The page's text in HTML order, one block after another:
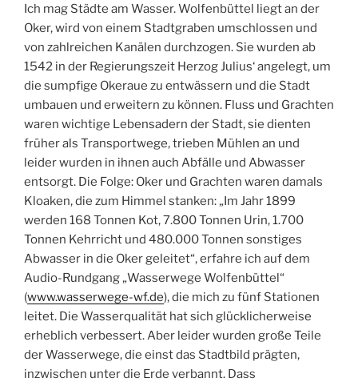
Ich mag Städte am Wasser. Wolfenbüttel liegt an der
Oker, wird von einem Stadtgraben umschlossen und
von zahlreichen Kanälen durchzogen. Sie wurden ab
1542 in der Regierungszeit Herzog Julius‘ angelegt, um
die sumpfige Okeraue zu entwässern und die Stadt
umbauen und erweitern zu können. Fluss und Grachten
waren wichtige Lebensadern der Stadt, sie dienten
früher als Transportwege, trieben Mühlen an und
leider wurden in ihnen auch Abfälle und Abwasser
entsorgt. Die Folge: Oker und Grachten waren damals
Kloaken, die zum Himmel stanken: „Im Jahr 1899
werden 168 Tonnen Kot, 7.800 Tonnen Urin, 1.700
Tonnen Kehrricht und 480.000 Tonnen sonstiges
Abwasser in die Oker geleitet“, erfahre ich auf dem
Audio-Rundgang „Wasserwege Wolfenbüttel“
(www.wasserwege-wf.de), die mich zu fünf Stationen
leitet. Die Wasserqualität hat sich glücklicherweise
erheblich verbessert. Aber leider wurden große Teile
der Wasserwege, die einst das Stadtbild prägten,
inzwischen unter die Erde verbannt. Dass